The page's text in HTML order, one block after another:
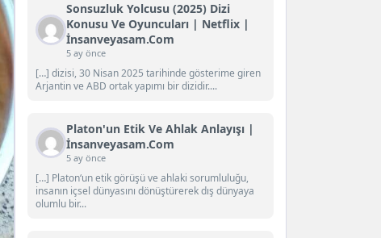
Sonsuzluk Yolcusu (2025) Dizi
Konusu Ve Oyuncuları | Netflix |
İnsanveyasam.com
5 ay önce
[…] dizisi, 30 Nisan 2025 tarihinde gösterime giren
Arjantin ve ABD ortak yapımı bir dizidir....
Platon'un Etik Ve Ahlak Anlayışı |
İnsanveyasam.com
5 ay önce
[…] Platon‘un etik görüşü ve ahlaki sorumluluğu,
insanın içsel dünyasını dönüştürerek dış dünyaya
olumlu bir...